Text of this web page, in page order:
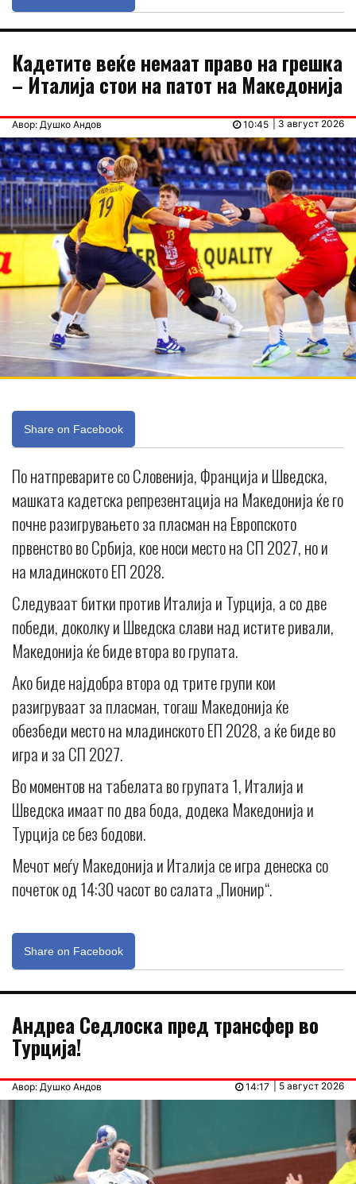
Кадетите веќе немаат право на грешка
– Италија стои на патот на Македонија
Авор: Душко Андов | 3 август 2026
10:45
Share on Facebook
По натпреварите со Словенија, Франција и Шведска,
машката кадетска репрезентација на Македонија ќе го
почне разигрувањето за пласман на Европското
првенство во Србија, кое носи место на СП 2027, но и
на младинското ЕП 2028.
Следуваат битки против Италија и Турција, а со две
победи, доколку и Шведска слави над истите ривали,
Македонија ќе биде втора во групата.
Ако биде најдобра втора од трите групи кои
разигруваат за пласман, тогаш Македонија ќе
обезбеди место на младинското ЕП 2028, а ќе биде во
игра и за СП 2027.
Во моментов на табелата во групата 1, Италија и
Шведска имаат по два бода, додека Македонија и
Турција се без бодови.
Мечот меѓу Македонија и Италија се игра денеска со
почеток од 14:30 часот во салата „Пионир“.
Share on Facebook
Андреа Седлоска пред трансфер во
Турција!
Авор: Душко Андов | 5 август 2026
14:17